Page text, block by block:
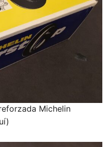
Michelin